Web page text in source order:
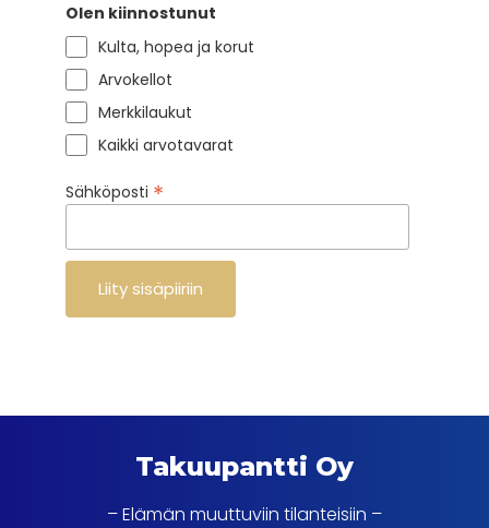
Olen kiinnostunut
Kulta, hopea ja korut
Arvokellot
Merkkilaukut
Kaikki arvotavarat
Sähköposti *
Takuupantti Oy
– Elämän muuttuviin tilanteisiin –